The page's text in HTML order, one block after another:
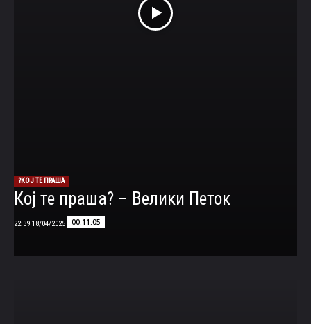
КОЈ ТЕ ПРАША?
Кој те праша? – Велики Петок
00:11:05
18/04/2025 22:39